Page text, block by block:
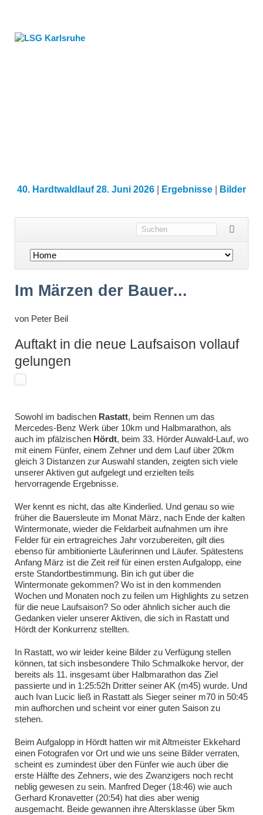
40. Hardtwaldlauf 28. Juni 2026 Ergebnisse Bilder
Navigation
Im Märzen der Bauer...
von Peter Beil
Auftakt in die neue Laufsaison vollauf
gelungen
Sowohl im badischen Rastatt, beim Rennen um das
Mercedes-Benz Werk über 10km und Halbmarathon, als
auch im pfälzischen Hördt, beim 33. Hörder Auwald-Lauf, wo
mit einem Fünfer, einem Zehner und dem Lauf über 20km
gleich 3 Distanzen zur Auswahl standen, zeigten sich viele
unserer Aktiven gut aufgelegt und erzielten teils
hervorragende Ergebnisse.
Wer kennt es nicht, das alte Kinderlied. Und genau so wie
früher die Bauersleute im Monat März, nach Ende der kalten
Wintermonate, wieder die Feldarbeit aufnahmen um ihre
Felder für ein ertragreiches Jahr vorzubereiten, gilt dies
ebenso für ambitionierte Läuferinnen und Läufer. Spätestens
Anfang März ist die Zeit reif für einen ersten Aufgalopp, eine
erste Standortbestimmung. Bin ich gut über die
Wintermonate gekommen? Wo ist in den kommenden
Wochen und Monaten noch zu feilen um Highlights zu setzen
für die neue Laufsaison? So oder ähnlich sicher auch die
Gedanken vieler unserer Aktiven, die sich in Rastatt und
Hördt der Konkurrenz stellten.
In Rastatt, wo wir leider keine Bilder zu Verfügung stellen
können, tat sich insbesondere Thilo Schmalkoke hervor, der
bereits als 11. insgesamt über Halbmarathon das Ziel
passierte und in 1:25:52h Dritter seiner AK (m45) wurde. Und
auch Ivan Lucic ließ in Rastatt als Sieger seiner m70 in 50:45
min aufhorchen und scheint vor einer guten Saison zu
stehen.
Beim Aufgalopp in Hördt hatten wir mit Altmeister Ekkehard
einen Fotografen vor Ort und wie uns seine Bilder verraten,
scheint es zumindest über den Fünfer wie auch über die
erste Hälfte des Zehners, wie des Zwanzigers noch recht
neblig gewesen zu sein. Manfred Deger (18:46) wie auch
Gerhard Kronavetter (20:54) hat dies aber wenig
ausgemacht. Beide gewannen ihre Altersklasse über 5km